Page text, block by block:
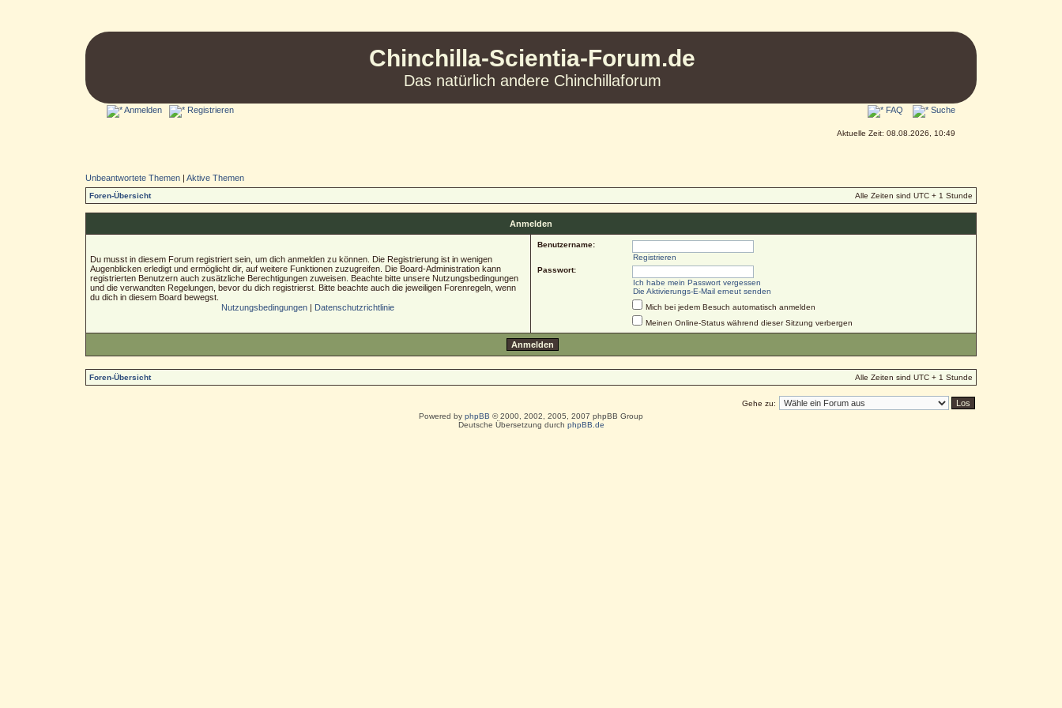
Chinchilla-Scientia-Forum.de
Das natürlich andere Chinchillaforum
Anmelden Registrieren FAQ Suche
Aktuelle Zeit: 08.08.2026, 10:49
Unbeantwortete Themen| Aktive Themen
Foren-Übersicht Alle Zeiten sind UTC + 1 Stunde
Anmelden
Du musst in diesem Forum registriert sein, um dich anmelden zu können. Die Registrierung ist in wenigen
Augenblicken erledigt und ermöglicht dir, auf weitere Funktionen zuzugreifen. Die Board-Administration kann
registrierten Benutzern auch zusätzliche Berechtigungen zuweisen. Beachte bitte unsere Nutzungsbedingungen
und die verwandten Regelungen, bevor du dich registrierst. Bitte beachte auch die jeweiligen Forenregeln, wenn
du dich in diesem Board bewegst.
Nutzungsbedingungen | Datenschutzrichtlinie
Benutzername:
Registrieren
Passwort:
Ich habe mein Passwort vergessen
Die Aktivierungs-E-Mail erneut senden
Mich bei jedem Besuch automatisch anmelden
Meinen Online-Status während dieser Sitzung verbergen
Foren-Übersicht Alle Zeiten sind UTC + 1 Stunde
Gehe zu:
Powered by phpBB © 2000, 2002, 2005, 2007 phpBB Group
Deutsche Übersetzung durch phpBB.de